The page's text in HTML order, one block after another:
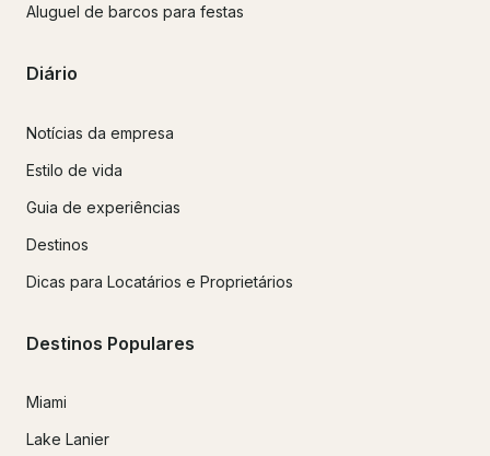
Aluguel de barcos para festas
Diário
Notícias da empresa
Estilo de vida
Guia de experiências
Destinos
Dicas para Locatários e Proprietários
Destinos Populares
Miami
Lake Lanier